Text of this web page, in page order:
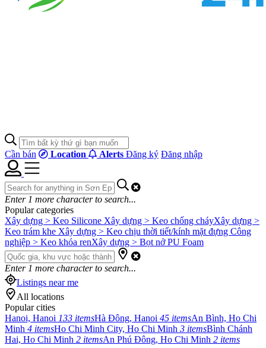
Cần bán Location Alerts Đăng ký Đăng nhập
Enter 1 more character to search...
Popular categories
Xây dựng > Keo Silicone Xây dựng > Keo chống cháyXây dựng >
Keo trám khe Xây dựng > Keo chịu thời tiết/kính mặt đựng Công
nghiệp > Keo khóa renXây dựng > Bọt nở PU Foam
Enter 1 more character to search...
Listings near me
All locations
Popular cities
Hanoi, Hanoi 133 itemsHà Đông, Hanoi 45 itemsAn Bình, Ho Chi
Minh 4 itemsHo Chi Minh City, Ho Chi Minh 3 itemsBình Chánh
Hai, Ho Chi Minh 2 itemsAn Phú Đông, Ho Chi Minh 2 items